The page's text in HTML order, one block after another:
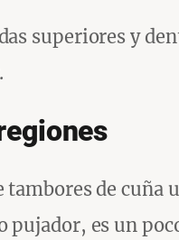
superiores y
tambores de
pujador, es un